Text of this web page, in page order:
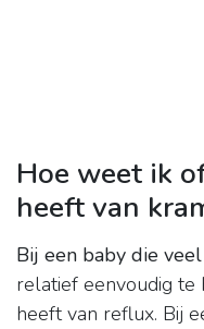
Hoe weet ik
heeft van
Bij een baby die
relatief eenvoudig te
heeft van reflux. Bij